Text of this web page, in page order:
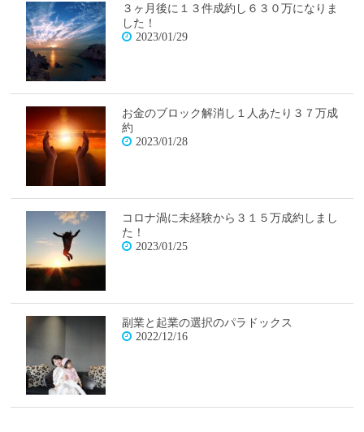
３ヶ月後に１３件成約し６３０万になりま
した！
2023/01/29
お金のブロック解消し１人あたり３７万成
約
2023/01/28
コロナ渦に未経験から３１５万成約しまし
た！
2023/01/25
副業と起業の選択のパラドックス
2022/12/16